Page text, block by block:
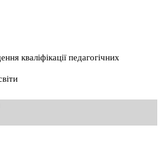
кваліфікації педагогічних